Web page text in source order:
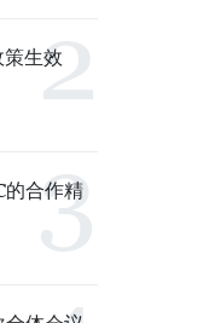
生效
的合作精